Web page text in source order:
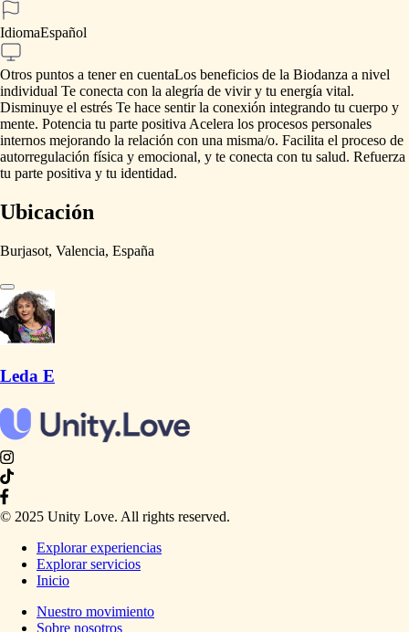
IdiomaEspañol
Otros puntos a tener en cuentaLos beneficios de la Biodanza a nivel
individual Te conecta con la alegría de vivir y tu energía vital.
Disminuye el estrés Te hace sentir la conexión integrando tu cuerpo y
mente. Potencia tu parte positiva Acelera los procesos personales
internos mejorando la relación con una misma​/​o. Facilita el proceso de
autorregulación física y emocional, y te conecta con tu salud. Refuerza
tu parte positiva y tu identidad.
Ubicación
Burjasot, Valencia, España
Leda E
© 2025 Unity Love. All rights reserved.
Explorar experiencias
Explorar servicios
Inicio
Nuestro movimiento
Sobre nosotros